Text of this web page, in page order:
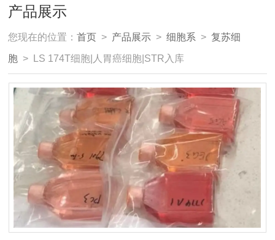
产品展示
您现在的位置：首页 > 产品展示 >细胞系 >复苏细
胞 > LS 174T细胞|人胃癌细胞|STR入库